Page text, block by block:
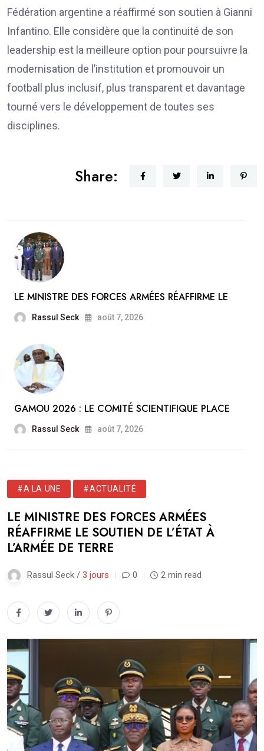
Fédération argentine a réaffirmé son soutien à Gianni
Infantino. Elle considère que la continuité de son
leadership est la meilleure option pour poursuivre la
modernisation de l’institution et promouvoir un
football plus inclusif, plus transparent et davantage
tourné vers le développement de toutes ses
disciplines.
Share:
LE MINISTRE DES FORCES ARMÉES RÉAFFIRME LE
Rassul Seck août 7, 2026
GAMOU 2026 : LE COMITÉ SCIENTIFIQUE PLACE
Rassul Seck août 7, 2026
#A LA UNE #ACTUALITÉ
LE MINISTRE DES FORCES ARMÉES
RÉAFFIRME LE SOUTIEN DE L’ÉTAT À
L’ARMÉE DE TERRE
Rassul Seck / 3 jours 0 2 min read